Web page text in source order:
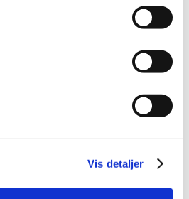
Vis detaljer